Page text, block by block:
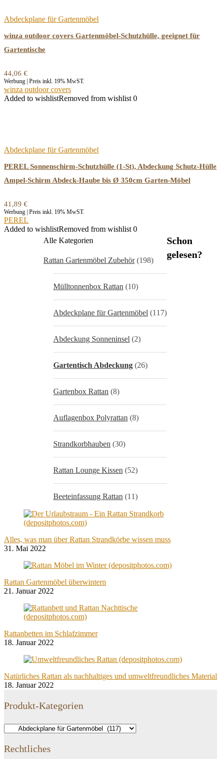
Abdeckplane für Gartenmöbel
winza outdoor covers Gartenmöbel-Schutzhülle, geeignet für
Gartentische
44,06 €
Werbung | Preis inkl. 19% MwST.
winza outdoor covers
Added to wishlistRemoved from wishlist 0
Abdeckplane für Gartenmöbel
PEREL Sonnenschirm-Schutzhülle (1-St), Abdeckung Schutz-Hülle
Ampel-Schirm Abdeck-Haube bis Ø 350cm Garten-Möbel
41,89 €
Werbung | Preis inkl. 19% MwST.
PEREL
Added to wishlistRemoved from wishlist 0
Alle Kategorien
Rattan Gartenmöbel Zubehör (198)
Mülltonnenbox Rattan (10)
Abdeckplane für Gartenmöbel (117)
Abdeckung Sonneninsel (2)
Gartentisch Abdeckung (26)
Gartenbox Rattan (8)
Auflagenbox Polyrattan (8)
Strandkorbhauben (30)
Rattan Lounge Kissen (52)
Beeteinfassung Rattan (11)
Schon
gelesen?
Alles, was man über Rattan Strandkörbe wissen muss
31. Mai 2022
Rattan Gartenmöbel überwintern
21. Januar 2022
Rattanbetten im Schlafzimmer
18. Januar 2022
Natürliches Rattan als nachhaltiges und umweltfreundliches Material
18. Januar 2022
Produkt-Kategorien
Rechtliches